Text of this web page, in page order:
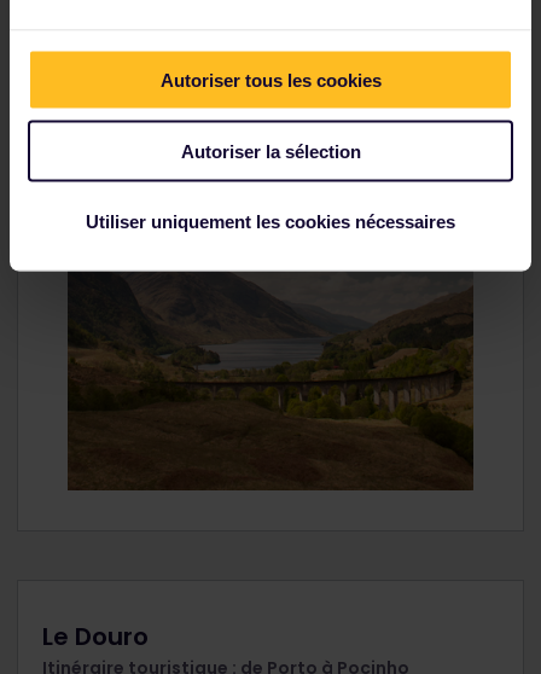
Autoriser tous les cookies
Autoriser la sélection
Utiliser uniquement les cookies nécessaires
Le Douro
Itinéraire touristique : de Porto à Pocinho